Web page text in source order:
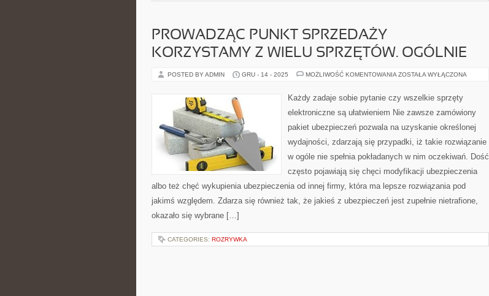
PROWADZĄC PUNKT SPRZEDAŻY
KORZYSTAMY Z WIELU SPRZĘTÓW. OGÓLNIE
POSTED BY ADMIN GRU - 14 - 2025 MOŻLIWOŚĆ KOMENTOWANIA PROWADZĄC
KORZYSTAMY
Z
SPRZĘTÓW.
ZOSTAŁA WYŁĄCZONA
Każdy zadaje sobie pytanie czy wszelkie sprzęty
elektroniczne są ułatwieniem Nie zawsze zamówiony
pakiet ubezpieczeń pozwala na uzyskanie określonej
wydajności, zdarzają się przypadki, iż takie rozwiązanie
w ogóle nie spełnia pokładanych w nim oczekiwań. Dość
często pojawiają się chęci modyfikacji ubezpieczenia
albo też chęć wykupienia ubezpieczenia od innej firmy, która ma lepsze rozwiązania pod
jakimś względem. Zdarza się również tak, że jakieś z ubezpieczeń jest zupełnie nietrafione,
okazało się wybrane […]
CATEGORIES: ROZRYWKA